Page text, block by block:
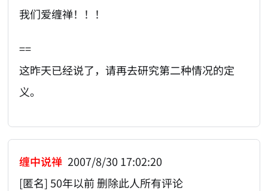
我们爱缠禅！！！
==
这昨天已经说了，请再去研究第二种情况的定
义。
缠中说禅 2007/8/30 17:02:20
[匿名] 50年以前 删除此人所有评论